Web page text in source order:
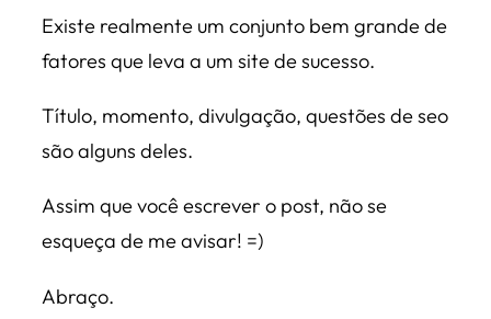
Existe realmente um conjunto bem grande de
fatores que leva a um site de sucesso.
Título, momento, divulgação, questões de seo
são alguns deles.
Assim que você escrever o post, não se
esqueça de me avisar! =)
Abraço.